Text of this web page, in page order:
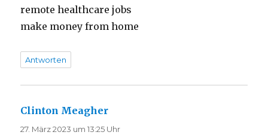
remote healthcare jobs
make money from home
Antworten
Clinton Meagher
27. März 2023 um 13:25 Uhr